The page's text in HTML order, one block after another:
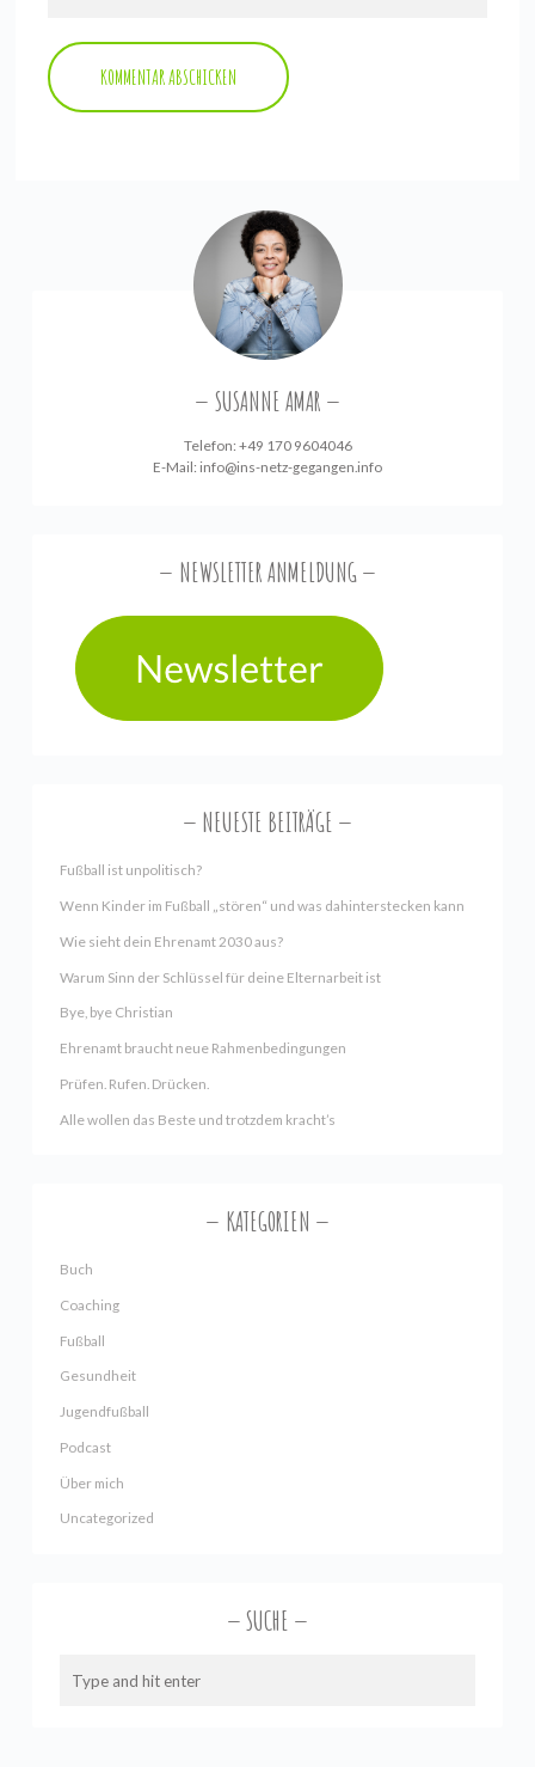
SUSANNE AMAR
Telefon: +49 170 9604046
E-Mail: info@ins-netz-gegangen.info
NEWSLETTER ANMELDUNG
NEUESTE BEITRÄGE
Fußball ist unpolitisch?
Wenn Kinder im Fußball „stören“ und was dahinterstecken kann
Wie sieht dein Ehrenamt 2030 aus?
Warum Sinn der Schlüssel für deine Elternarbeit ist
Bye, bye Christian
Ehrenamt braucht neue Rahmenbedingungen
Prüfen. Rufen. Drücken.
Alle wollen das Beste und trotzdem kracht’s
KATEGORIEN
Buch
Coaching
Fußball
Gesundheit
Jugendfußball
Podcast
Über mich
Uncategorized
SUCHE